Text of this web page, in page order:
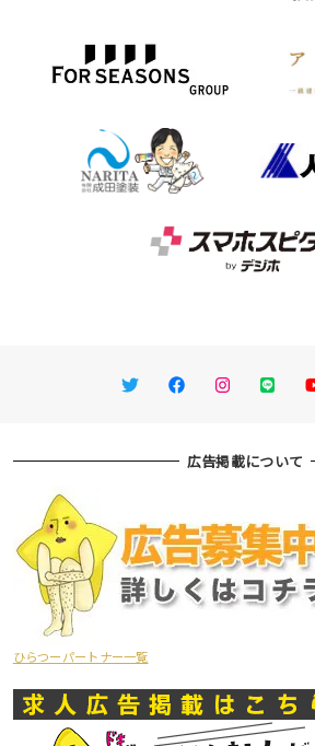
TwitterFacebookInstagram
LINE
広告掲載について
ひらつーパートナー一覧